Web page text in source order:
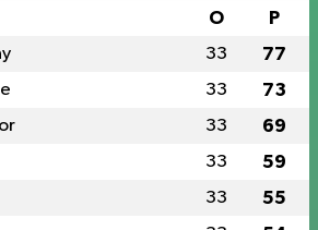
O P
33 77
33 73
33 69
33 59
33 55